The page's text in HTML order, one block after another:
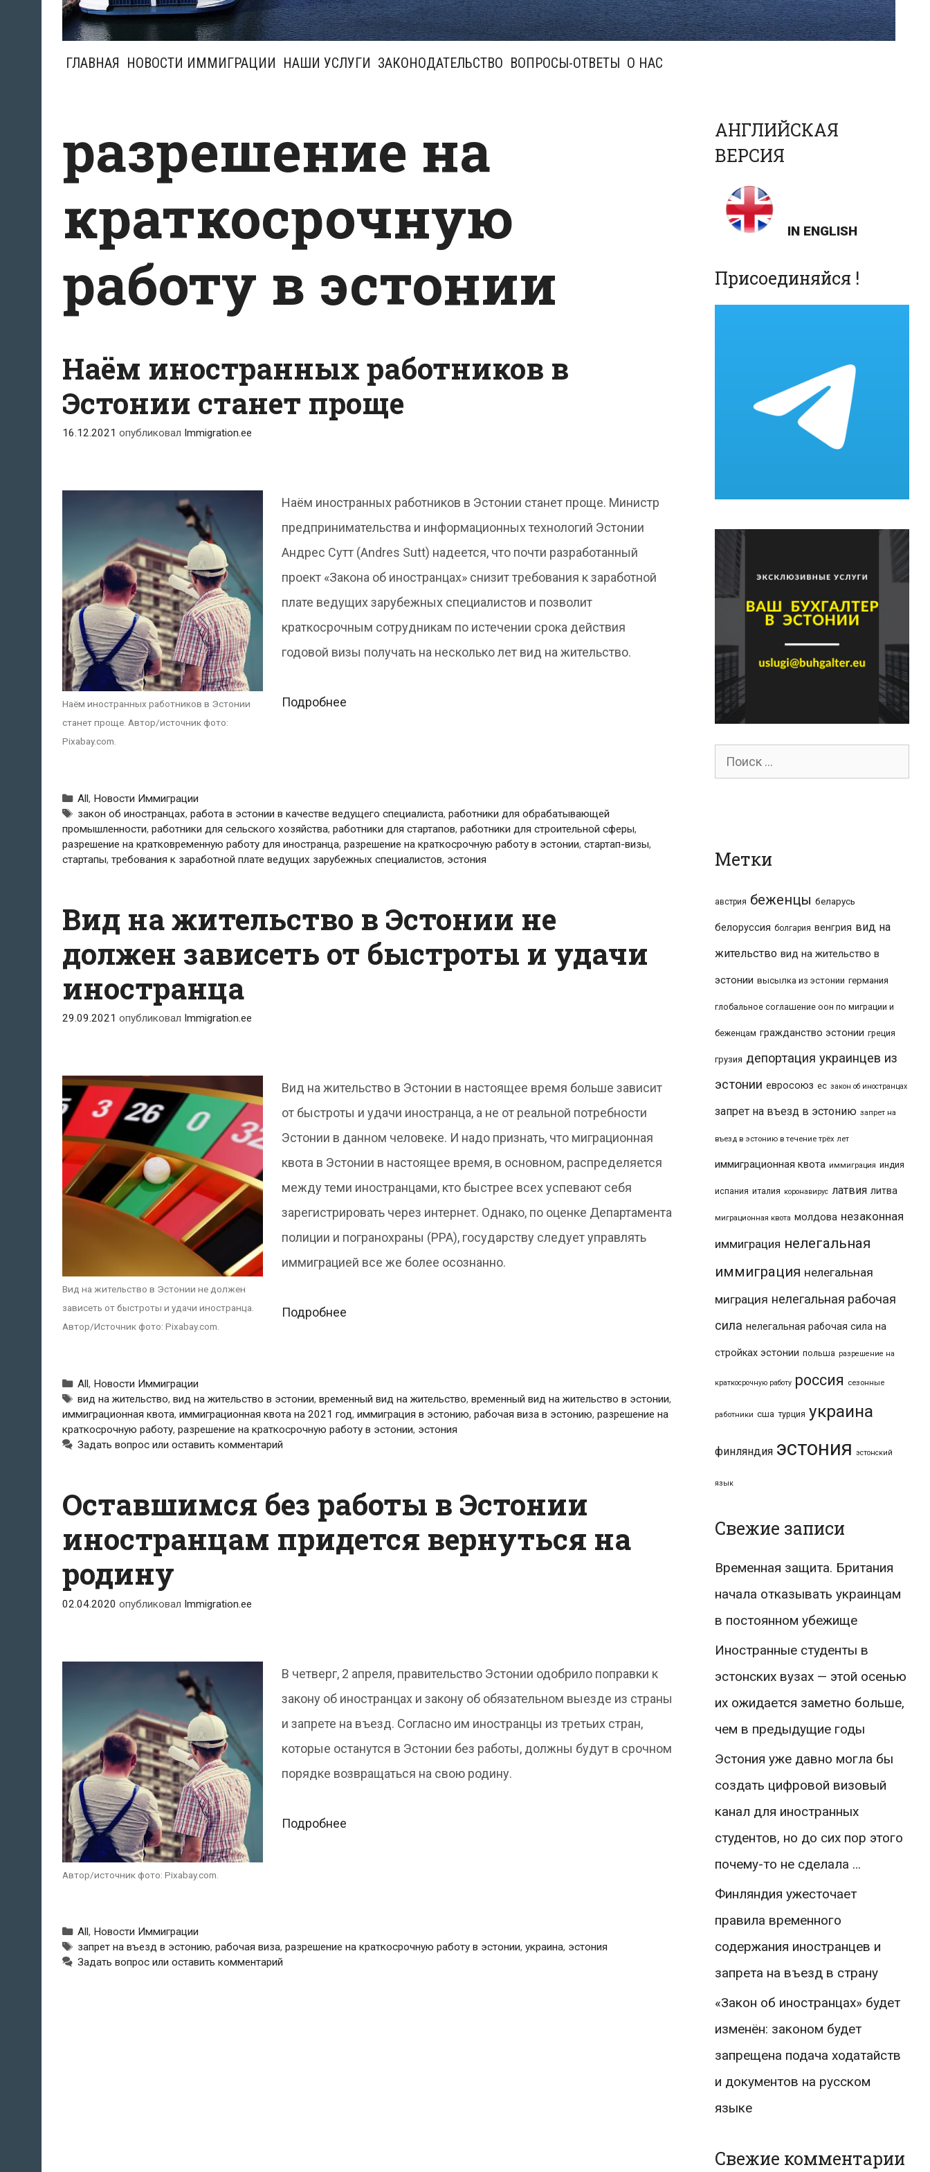
ГЛАВНАЯ НОВОСТИ ИММИГРАЦИИ НАШИ УСЛУГИ ЗАКОНОДАТЕЛЬСТВО ВОПРОСЫ-ОТВЕТЫ О НАС
разрешение на
краткосрочную
работу в эстонии
Наём иностранных работников в
Эстонии станет проще
16.12.2021 опубликовал Immigration.ee
Наём иностранных работников в Эстонии
станет проще. Автор/источник фото:
Pixabay.com.
Наём иностранных работников в Эстонии станет проще. Министр
предпринимательства и информационных технологий Эстонии
Андрес Сутт (Andres Sutt) надеется, что почти разработанный
проект «Закона об иностранцах» снизит требования к заработной
плате ведущих зарубежных специалистов и позволит
краткосрочным сотрудникам по истечении срока действия
годовой визы получать на несколько лет вид на жительство.
Подробнее
станет
проще
Рубрики
All, Новости Иммиграции
Метки
закон об иностранцах,работа в эстонии в качестве ведущего специалиста,работники для обрабатывающей
промышленности, работники для сельского хозяйства, работники для стартапов, работники для строительной сферы,
разрешение на кратковременную работу для иностранца, разрешение на краткосрочную работу в эстонии, стартап-визы,
стартапы, требования к заработной плате ведущих зарубежных специалистов, эстония
Вид на жительство в Эстонии не
должен зависеть от быстроты и удачи
иностранца
29.09.2021 опубликовал Immigration.ee
Вид на жительство в Эстонии не должен
зависеть от быстроты и удачи иностранца.
Автор/Источник фото: Pixabay.com.
Вид на жительство в Эстонии в настоящее время больше зависит
от быстроты и удачи иностранца, а не от реальной потребности
Эстонии в данном человеке. И надо признать, что миграционная
квота в Эстонии в настоящее время, в основном, распределяется
между теми иностранцами, кто быстрее всех успевают себя
зарегистрировать через интернет. Однако, по оценке Департамента
полиции и погранохраны (PPA), государству следует управлять
иммиграцией все же более осознанно.
Подробнее
Эстонии
не
от
быстроты
Рубрики
All, Новости Иммиграции
Метки
вид на жительство,вид на жительство в эстонии,временный вид на жительство,временный вид на жительство в эстонии,
иммиграционная квота, иммиграционная квота на 2021 год, иммиграция в эстонию, рабочая виза в эстонию, разрешение на
краткосрочную работу, разрешение на краткосрочную работу в эстонии, эстония
Задать вопрос или оставить комментарий
Оставшимся без работы в Эстонии
иностранцам придется вернуться на
родину
02.04.2020 опубликовал Immigration.ee
Автор/источник фото: Pixabay.com.
В четверг, 2 апреля, правительство Эстонии одобрило поправки к
закону об иностранцах и закону об обязательном выезде из страны
и запрете на въезд. Согласно им иностранцы из третьих стран,
которые останутся в Эстонии без работы, должны будут в срочном
порядке возвращаться на свою родину.
Подробнее
иностранцам
Рубрики
All, Новости Иммиграции
Метки
запрет на въезд в эстонию,рабочая виза,разрешение на краткосрочную работу в эстонии,украина, эстония
Задать вопрос или оставить комментарий
АНГЛИЙСКАЯ
ВЕРСИЯ
IN ENGLISH
Присоединяйся !
Поиск
для:
Метки
австрия беженцы беларусь
белоруссия болгария венгрия вид на
жительство вид на жительство в
эстонии высылка из эстонии германия
глобальное соглашение оон по миграции и
беженцам гражданство эстонии греция
грузия депортация украинцев из
эстонии евросоюз ес закон об иностранцах
запрет на въезд в эстонию запрет на
въезд в эстонию в течение трёх лет
иммиграционная квота иммиграция индия
испания италия коронавирус латвия литва
миграционная квота молдова незаконная
иммиграция нелегальная
иммиграция нелегальная
миграция нелегальная рабочая
сила нелегальная рабочая сила на
стройках эстонии польша разрешение на
краткосрочную работу россия сезонные
работники сша турция украина
финляндия эстония эстонский
язык
Свежие записи
Временная защита. Британия
начала отказывать украинцам
в постоянном убежище
Иностранные студенты в
эстонских вузах — этой осенью
их ожидается заметно больше,
чем в предыдущие годы
Эстония уже давно могла бы
создать цифровой визовый
канал для иностранных
студентов, но до сих пор этого
почему-то не сделала …
Финляндия ужесточает
правила временного
содержания иностранцев и
запрета на въезд в страну
«Закон об иностранцах» будет
изменён: законом будет
запрещена подача ходатайств
и документов на русском
языке
Свежие комментарии